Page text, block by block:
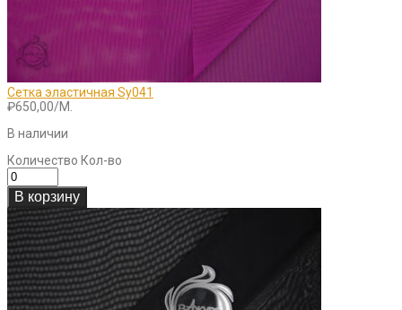
Сетка эластичная Sy041
₽650,00/М.
В наличии
Количество Кол-во
В корзину